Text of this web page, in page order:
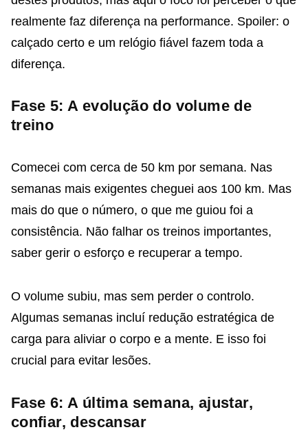
realmente faz diferença na performance. Spoiler: o
calçado certo e um relógio fiável fazem toda a
diferença.
Fase 5: A evolução do volume de
treino
Comecei com cerca de 50 km por semana. Nas
semanas mais exigentes cheguei aos 100 km. Mas
mais do que o número, o que me guiou foi a
consistência. Não falhar os treinos importantes,
saber gerir o esforço e recuperar a tempo.
O volume subiu, mas sem perder o controlo.
Algumas semanas incluí redução estratégica de
carga para aliviar o corpo e a mente. E isso foi
crucial para evitar lesões.
Fase 6: A última semana, ajustar,
confiar, descansar